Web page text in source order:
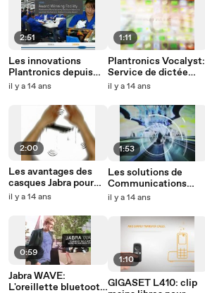
2:51
Les innovations
Plantronics depuis
1960
il y a 14 ans
2:00
Les avantages des
casques Jabra pour
les professionnels
il y a 14 ans
0:59
Jabra WAVE:
L'oreillette bluetooth
1:11
Plantronics Vocalyst:
Service de dictée
vocale pour votre
il y a 14 ans
1:53
Les solutions de
Communications
Unifiées par
il y a 14 ans
1:10
GIGASET L410: clip